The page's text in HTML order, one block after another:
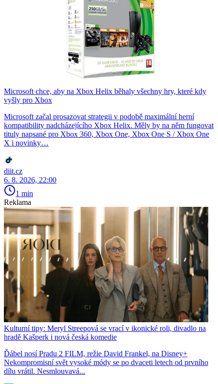
Microsoft chce, aby na Xbox Helix běhaly všechny hry, které kdy
vyšly pro Xbox
Microsoft začal prosazovat strategii v podobě maximální herní
kompatibility nadcházejícího Xbox Helix. Měly by na něm fungovat
tituly napsané pro Xbox 360, Xbox One, Xbox One S / Xbox One
X i novinky…
diit.cz
6. 8. 2026, 22:00
1 min
Reklama
Kulturní tipy: Meryl Streepová se vrací v ikonické roli, divadlo na
hradě Kašperk i nová česká komedie
Ďábel nosí Pradu 2 FILM, režie David Frankel, na Disney+
Nekompromisní svět vysoké módy se po dvaceti letech od prvního
dílu vrátil. Nesmlouvavá...